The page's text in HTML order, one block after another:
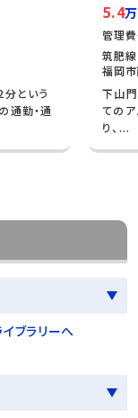
という
通勤・通
5.4
管理
筑肥
福岡
下山
ての
り、...
ブラリーへ